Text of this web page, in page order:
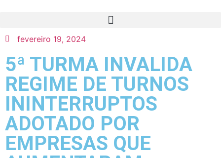
fevereiro 19, 2024
5ª TURMA INVALIDA
REGIME DE TURNOS
ININTERRUPTOS
ADOTADO POR
EMPRESAS QUE